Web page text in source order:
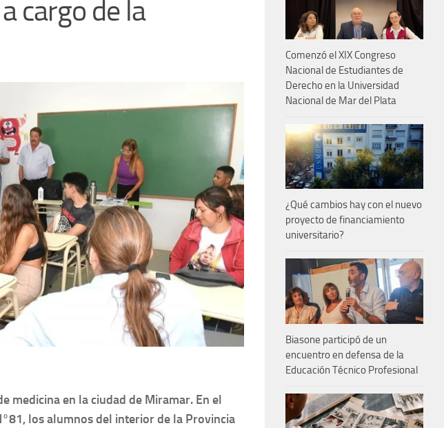
cargo de la
medicina en la ciudad de Miramar. En el
los alumnos del interior de la Provincia
Comenzó el XIX Congreso
Nacional de Estudiantes de
Derecho en la Universidad
Nacional de Mar del Plata
¿Qué cambios hay con el nuevo
proyecto de financiamiento
universitario?
Biasone participó de un
encuentro en defensa de la
Educación Técnico Profesional